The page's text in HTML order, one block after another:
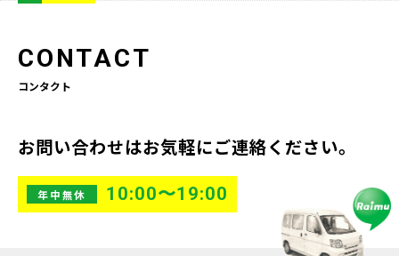
CONTACT
コンタクト
お問い合わせはお気軽にご連絡ください。
年中無休 10:00〜19:00